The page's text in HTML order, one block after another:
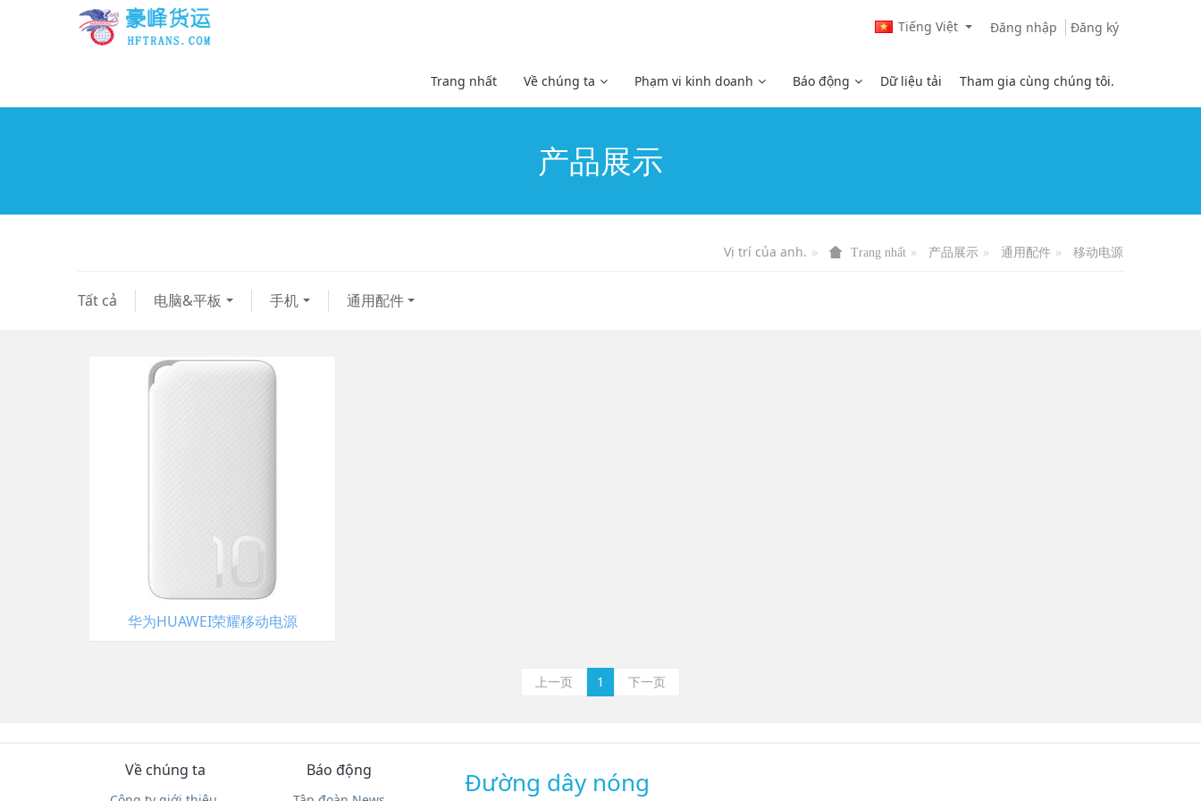
Đăng nhập Đăng ký
Tiếng Việt
Trang nhất Về chúng ta Phạm vi kinh doanh Báo động Dữ liệu tải Tham gia cùng chúng tôi.
产品展示
Vị trí của anh. Trang nhất 产品展示 通用配件 移动电源
Tất cả 电脑&平板 手机 通用配件
华为HUAWEI荣耀移动电源
上一页 1 下一页
Về chúng ta Báo động Đường dây nóng